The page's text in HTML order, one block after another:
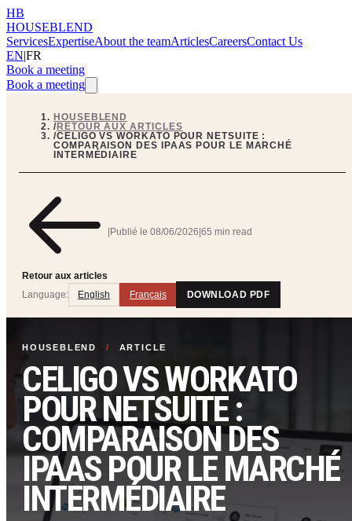
HB
HOUSEBLEND
ServicesExpertiseAbout the teamArticlesCareersContact Us
EN|FR
Book a meeting
Book a meeting
HOUSEBLEND
/RETOUR AUX ARTICLES
/CELIGO VS WORKATO POUR NETSUITE :
COMPARAISON DES IPAAS POUR LE MARCHÉ
INTERMÉDIAIRE
Retour aux articles
Publié le 08/06/2026 65 min read
Language: English Français DOWNLOAD PDF
HOUSEBLEND / ARTICLE
CELIGO VS WORKATO
POUR NETSUITE :
COMPARAISON DES
IPAAS POUR LE MARCHÉ
INTERMÉDIAIRE